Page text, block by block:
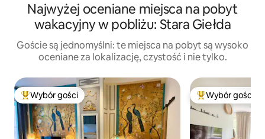
Najwyżej oceniane miejsca na pobyt
wakacyjny w pobliżu: Stara Giełda
Goście są jednomyślni: te miejsca na pobyt są wysoko
oceniane za lokalizację, czystość i nie tylko.
Najpopularniejsze z kategorii Wybór gości
Wybór gości Wybór gości